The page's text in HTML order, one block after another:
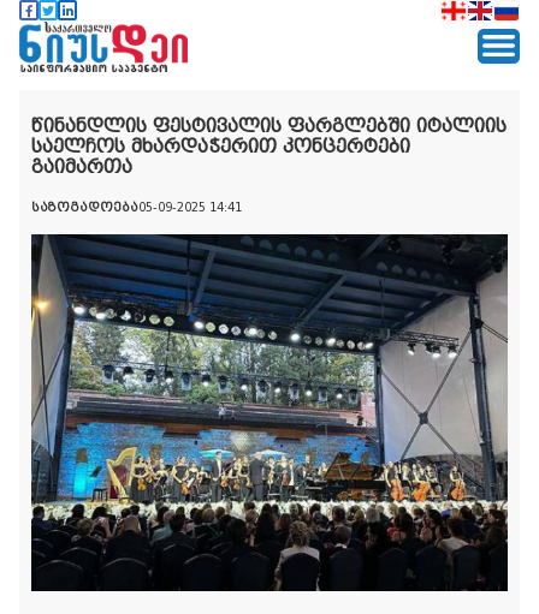
წინანდლის ფესტივალის ფარგლებში იტალიის
საელჩოს მხარდაჭერით კონცერტები
გაიმართა
საზოგადოება05-09-2025 14:41